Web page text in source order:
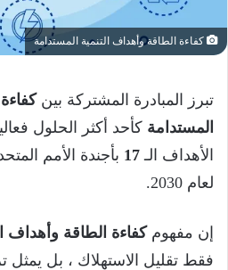
كفاءة الطاقة وأهداف التنمية المستدامة
تبرز المبادرة المشتركة بين
المستدامة كأحد أكثر الحلول
الأهداف الـ 17 بأجندة الأمم
لعام 2030.
إن مفهومكفاءة الطاقة وأهداف
فقط تقليل الاستهلاك ، بل يمثل